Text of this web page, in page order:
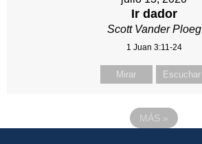
Ir dador
Scott Vander Ploeg
1 Juan 3:11-24
Mirar Escuchar
MÁS »